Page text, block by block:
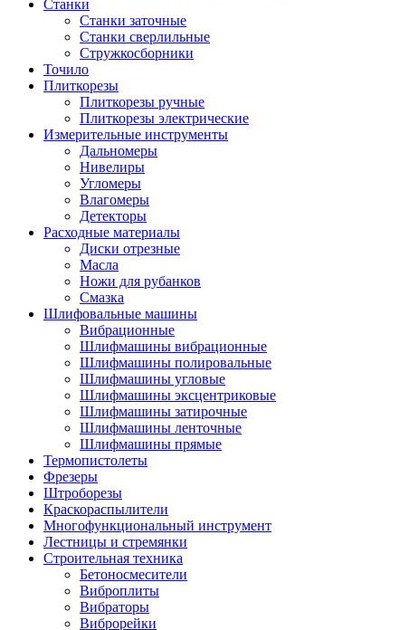
Станки
Станки заточные
Станки сверлильные
Стружкосборники
Точило
Плиткорезы
Плиткорезы ручные
Плиткорезы электрические
Измерительные инструменты
Дальномеры
Нивелиры
Угломеры
Влагомеры
Детекторы
Расходные материалы
Диски отрезные
Масла
Ножи для рубанков
Смазка
Шлифовальные машины
Вибрационные
Шлифмашины вибрационные
Шлифмашины полировальные
Шлифмашины угловые
Шлифмашины эксцентриковые
Шлифмашины затирочные
Шлифмашины ленточные
Шлифмашины прямые
Термопистолеты
Фрезеры
Штроборезы
Краскораспылители
Многофункциональный инструмент
Лестницы и стремянки
Строительная техника
Бетоносмесители
Виброплиты
Вибраторы
Виброрейки